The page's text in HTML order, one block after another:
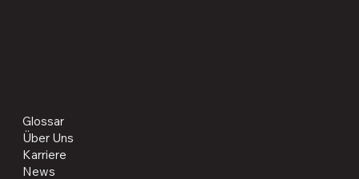
Glossar
Über Uns
Karriere
News